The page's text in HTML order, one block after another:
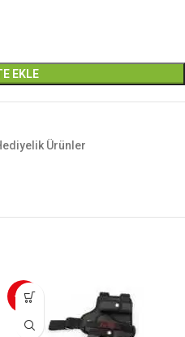
EKLE
Ürünler
-20%